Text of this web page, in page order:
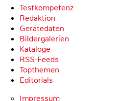
Testkompetenz
Redaktion
Gerätedaten
Bildergalerien
Kataloge
RSS-Feeds
Topthemen
Editorials
Impressum